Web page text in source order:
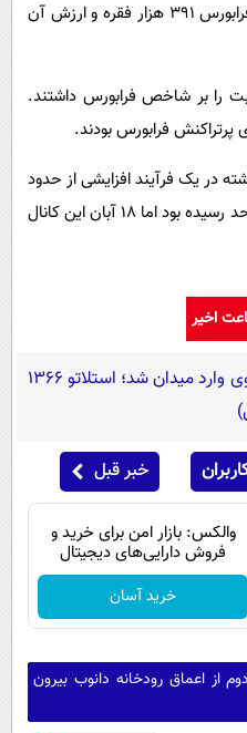
واحد رسید. تعداد معاملات امروز فرابورس ۳۹۱ هزار فقره و ارزش آن
را بر شاخص فرابورس داشتند.
پرتراکنش فرابورس بودند.
در یک فرآیند افزایشی از حدود
۲.۴ میلیون واحد به ۳.۲ میلیون واحد رسیده بود اما ۱۸ آبان این کانال
اخیر
غول 586 اسب بخاری هواوی وارد میدان شد؛ استلاتو 1366
خبر قبل
والکس: بازار امن برای خرید و
فروش دارایی‌های دیجیتال
خرید آسان
از اعماق رودخانه دانوب بیرون